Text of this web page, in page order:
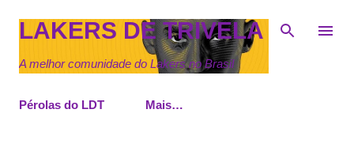
Pular para o conteúdo principal
LAKERS DE TRIVELA
A melhor comunidade do Lakers no Brasil
Pérolas do LDT Mais…